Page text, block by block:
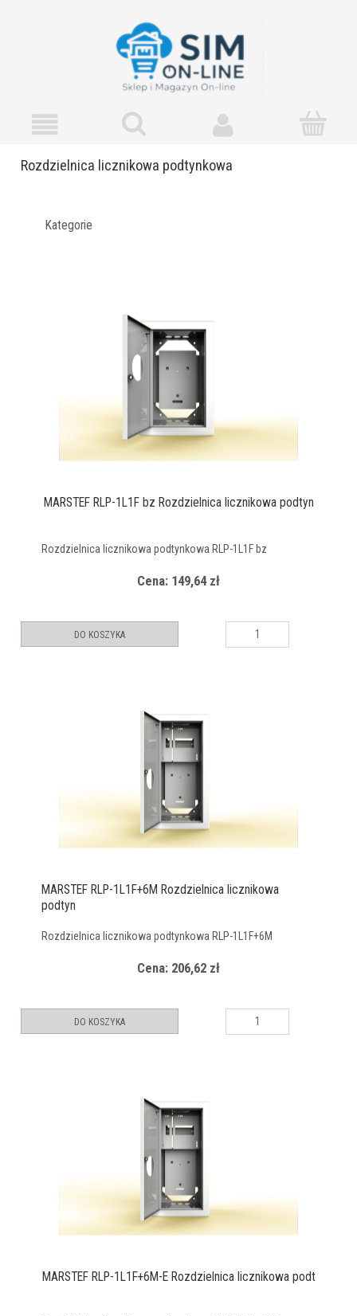
Rozdzielnica licznikowa podtynkowa
Kategorie
MARSTEF RLP-1L1F bz Rozdzielnica licznikowa podtyn
Rozdzielnica licznikowa podtynkowa RLP-1L1F bz
Cena: 149,64 zł
DO KOSZYKA
MARSTEF RLP-1L1F+6M Rozdzielnica licznikowa
podtyn
Rozdzielnica licznikowa podtynkowa RLP-1L1F+6M
Cena: 206,62 zł
DO KOSZYKA
MARSTEF RLP-1L1F+6M-E Rozdzielnica licznikowa podt